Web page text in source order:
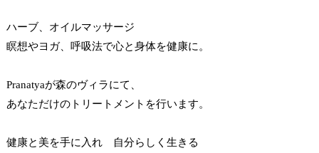
ハーブ、オイルマッサージ
瞑想やヨガ、呼吸法で心と身体を健康に。
Pranatyaが森のヴィラにて、
あなただけのトリートメントを行います。
健康と美を手に入れ 自分らしく生きる